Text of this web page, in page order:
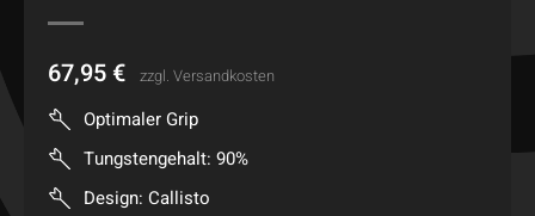
67,95 € zzgl. Versandkosten
Optimaler Grip
Tungstengehalt: 90%
Design: Callisto